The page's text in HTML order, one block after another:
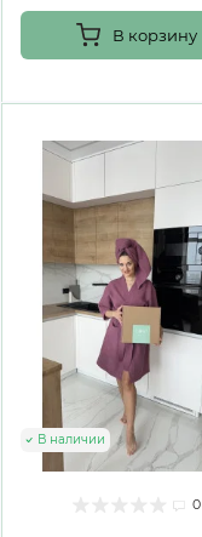
В корзину
0
В наличии